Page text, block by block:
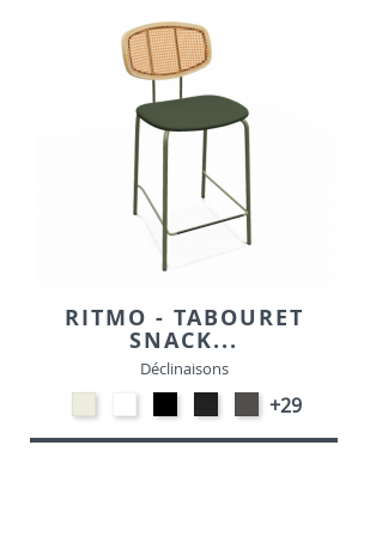
RITMO - TABOURET
SNACK...
Déclinaisons
M391BLANC
-
NOIR
M301
Gris
foncé
M372
+29